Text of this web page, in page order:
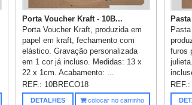
Porta Voucher Kraft - 10B...
Porta Voucher Kraft, produzida em
papel em kraft, fechamento com
elástico. Gravação personalizada
em 1 cor já incluso. Medidas: 13 x
22 x 1cm. Acabamento: ...
REF.: 10BRECO18
DETALHES colocar no carrinho
furos
REF.: